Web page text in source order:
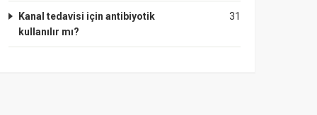
31
Kanal tedavisi için antibiyotik
kullanılır mı?